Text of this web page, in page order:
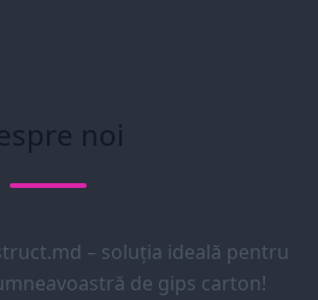
noi
– soluția ideală pentru
de gips carton!